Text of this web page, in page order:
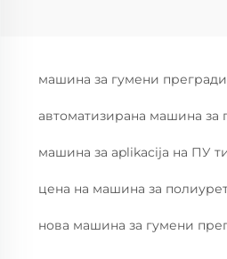
машина за гумени
автоматизирана машина за
машина за aplikacija на ПУ
цена на машина за
нова машина за гумени